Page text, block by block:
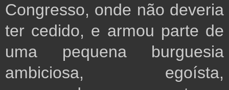
Congresso, onde não deveria
ter cedido, e armou parte de
uma pequena burguesia
ambiciosa, egoísta,